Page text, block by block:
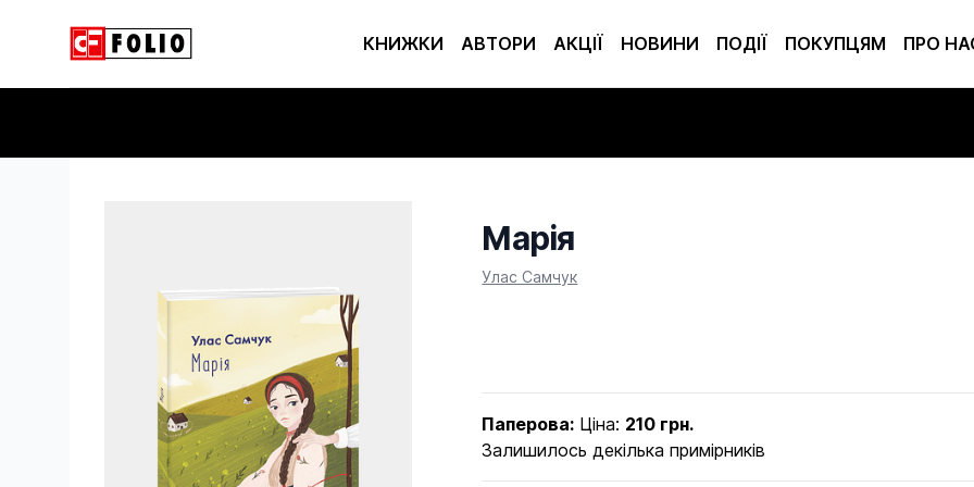
КНИЖКИ АВТОРИ АКЦІЇ НОВИНИ ПОДІЇ ПОКУПЦЯМ ПРО
Марія
Product information
Улас Самчук
Паперова: Ціна: 210 грн.
Залишилось декілька примірників